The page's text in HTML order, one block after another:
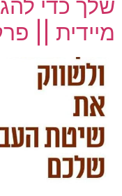
שלך כדי
מיידית || פרק